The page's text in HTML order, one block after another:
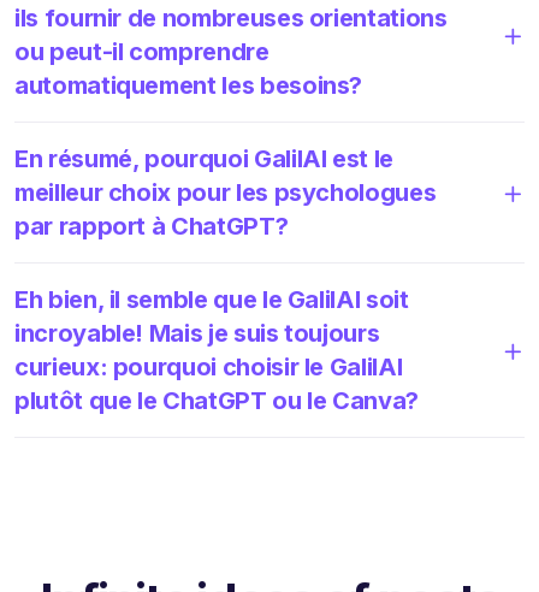
ils fournir de nombreuses orientations
ou peut-il comprendre
automatiquement les besoins?
En résumé, pourquoi GalilAI est le
meilleur choix pour les psychologues
par rapport à ChatGPT?
Eh bien, il semble que le GalilAI soit
incroyable! Mais je suis toujours
curieux: pourquoi choisir le GalilAI
plutôt que le ChatGPT ou le Canva?